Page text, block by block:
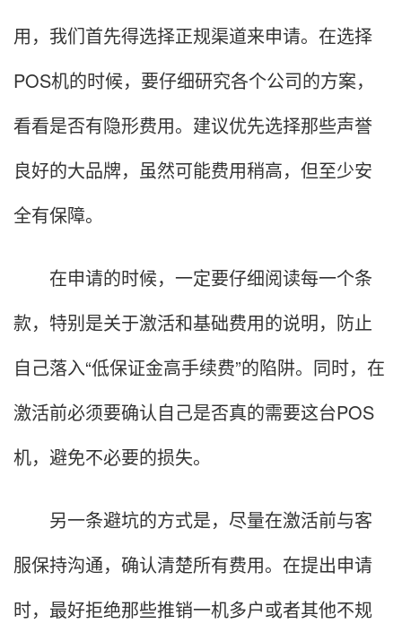
用，我们首先得选择正规渠道来申请。在选择
POS机的时候，要仔细研究各个公司的方案，
看看是否有隐形费用。建议优先选择那些声誉
良好的大品牌，虽然可能费用稍高，但至少安
全有保障。
在申请的时候，一定要仔细阅读每一个条
款，特别是关于激活和基础费用的说明，防止
自己落入“低保证金高手续费”的陷阱。同时，在
激活前必须要确认自己是否真的需要这台POS
机，避免不必要的损失。
另一条避坑的方式是，尽量在激活前与客
服保持沟通，确认清楚所有费用。在提出申请
时，最好拒绝那些推销一机多户或者其他不规